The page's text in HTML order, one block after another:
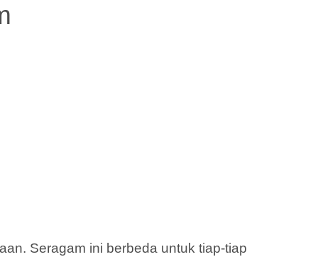
Seragam ini berbeda untuk tiap-tiap